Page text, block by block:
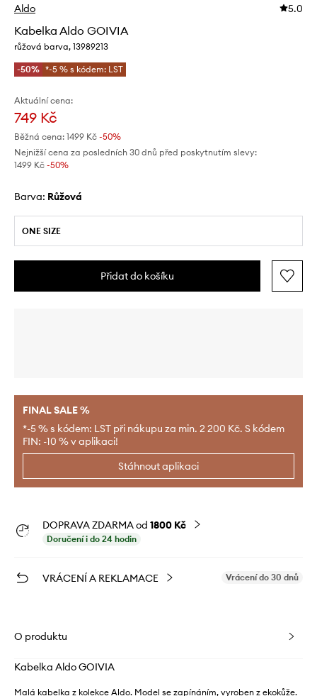
Aldo 5.0
Kabelka Aldo GOIVIA
růžová barva, 13989213
-50% *-5 % s kódem: LST
Aktuální cena:
749 Kč
Běžná cena: 1499 Kč -50%
Nejnižší cena za posledních 30 dnů před poskytnutím slevy:
1499 Kč -50%
Barva: růžová
ONE SIZE
Přidat do košíku
FINAL SALE %
*-5 % s kódem: LST při nákupu za min. 2 200 Kč. S kódem
FIN: -10 % v aplikaci!
Stáhnout aplikaci
DOPRAVA ZDARMA od 1800 Kč
Doručení i do 24 hodin
VRÁCENÍ A REKLAMACE Vrácení do 30 dnů
O produktu
Kabelka Aldo GOIVIA
Malá kabelka z kolekce Aldo. Model se zapínáním, vyroben z ekokůže.